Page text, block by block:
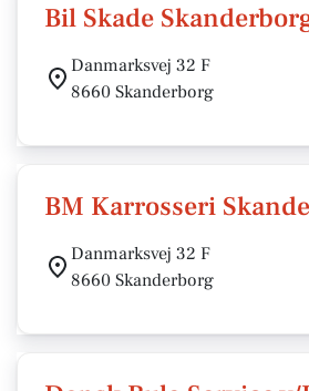
Bil Skade
Danmarksvej 32 F
8660 Skanderborg
BM Karrosseri
Danmarksvej 32 F
8660 Skanderborg